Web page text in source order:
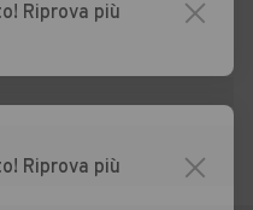
usate Comabbio
Riprova più
Riprova più